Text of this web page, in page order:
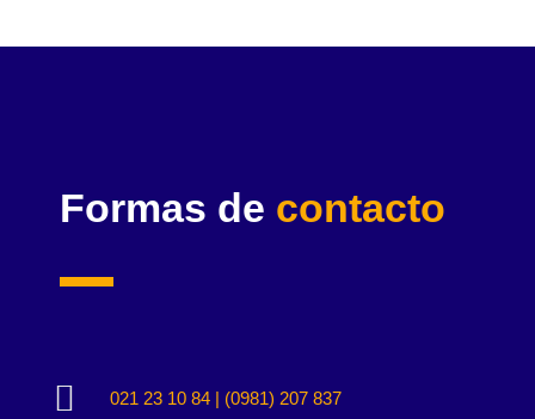
Formas de contacto
 021 23 10 84 | (0981) 207 837